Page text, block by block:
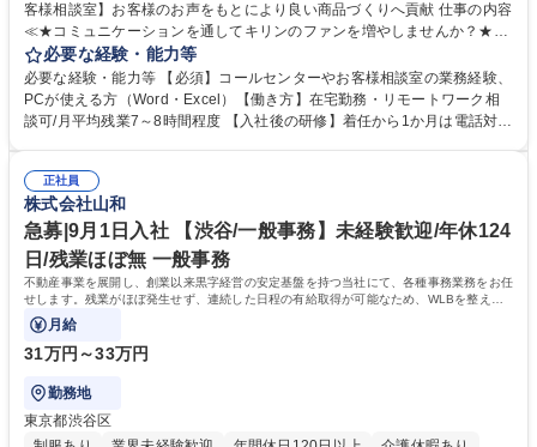
客様相談室】お客様のお声をもとにより良い商品づくりへ貢献 仕事の内容
≪★コミュニケーションを通してキリンのファンを増やしませんか？★≫
お客様のお声をより良い商品づくりに活かしていく上で、窓口となるお客
様相談室でのお仕事です。 日々お客様からいただくキリングループへのご
意見を、企業活動に活かしています。お客様からの声に迅速かつ誠意をも
って対応、情報提供するとともにグループ内活動に反映しています。 【具
平均100件前後■メール・手紙：同上40件前後 募集職種 中野本社【お客様
相談室】お客様のお声をもとにより良い商品づくりへ貢献
必要な経験・能力等
必要な経験・能力等 【必須】コールセンターやお客様相談室の業務経験、
PCが使える方（Word・Excel）【働き方】在宅勤務・リモートワーク相
談可/月平均残業7～8時間程度 【入社後の研修】着任から1か月は電話対応
すのでご安心ください。 【当社について】キリングループの広報機能を担
う会社として、お客様との出会いを大切にし、磨き上げたホスピタリティ
を込めてコミュニケーションをとりながら広報関連業務を行っておりま
す。 学歴・資格 学歴：大学院 大学 高専 短大 専修学校 高校 語学力： 資
格：
正社員
株式会社山和
急募|9月1日入社 【渋谷/一般事務】未経験歓迎/年休124
日/残業ほぼ無 一般事務
不動産事業を展開し、創業以来黒字経営の安定基盤を持つ当社にて、各種事務業務をお任
せします。残業がほぼ発生せず、連続した日程の有給取得が可能なため、WLBを整えた
い方にお勧めの環境です！
月給
31万円～33万円
勤務地
東京都渋谷区